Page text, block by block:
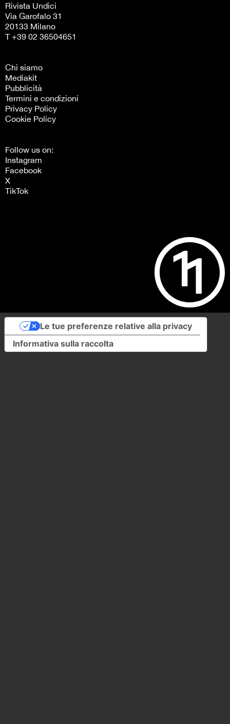
Rivista Undici
Via Garofalo 31
20133 Milano
T +39 02 36504651
Chi siamo
Mediakit
Pubblicità
Termini e condizioni
Privacy Policy
Cookie Policy
Follow us on:
Instagram
Facebook
X
TikTok
Informativa sulla raccolta
Le tue preferenze relative alla privacy